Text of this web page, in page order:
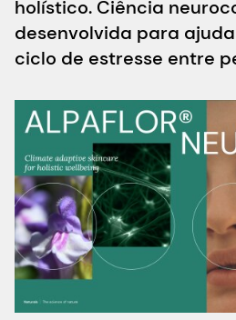
holístico. Ciência
desenvolvida para
ciclo de estresse entre